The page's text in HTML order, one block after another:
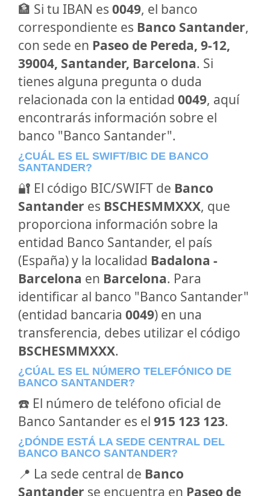
🏦 Si tu IBAN es 0049, el banco
correspondiente es Banco Santander,
con sede en Paseo de Pereda, 9-12,
39004, Santander, Barcelona. Si
tienes alguna pregunta o duda
relacionada con la entidad 0049, aquí
encontrarás información sobre el
banco "Banco Santander".
¿CUÁL ES EL SWIFT/BIC DE BANCO
SANTANDER?
🔐 El código BIC/SWIFT de Banco
Santander es BSCHESMMXXX, que
proporciona información sobre la
entidad Banco Santander, el país
(España) y la localidad Badalona -
Barcelona en Barcelona. Para
identificar al banco "Banco Santander"
(entidad bancaria 0049) en una
transferencia, debes utilizar el código
BSCHESMMXXX.
¿CÚAL ES EL NÚMERO TELEFÓNICO DE
BANCO SANTANDER?
☎️ El número de teléfono oficial de
Banco Santander es el 915 123 123.
¿DÓNDE ESTÁ LA SEDE CENTRAL DEL
BANCO BANCO SANTANDER?
📍 La sede central de Banco
Santander se encuentra en Paseo de